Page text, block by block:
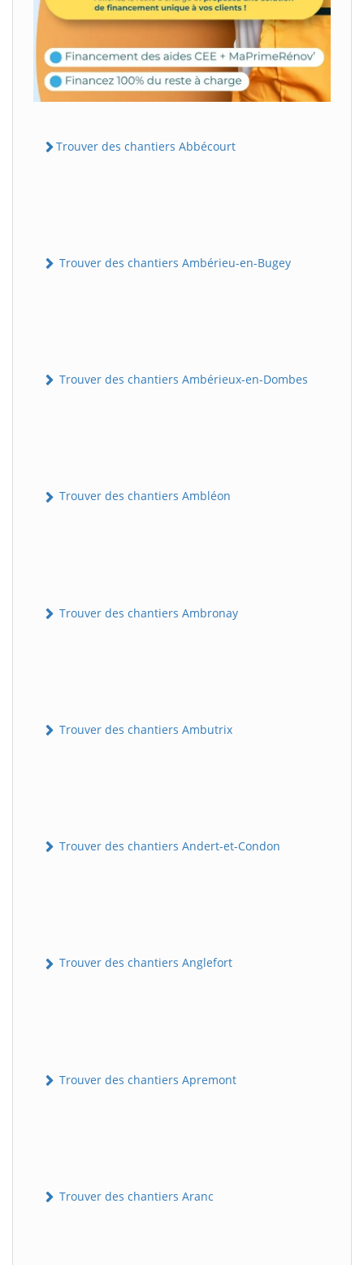
Trouver des chantiers Abbécourt
Trouver des chantiers Ambérieu-en-Bugey
Trouver des chantiers Ambérieux-en-Dombes
Trouver des chantiers Ambléon
Trouver des chantiers Ambronay
Trouver des chantiers Ambutrix
Trouver des chantiers Andert-et-Condon
Trouver des chantiers Anglefort
Trouver des chantiers Apremont
Trouver des chantiers Aranc